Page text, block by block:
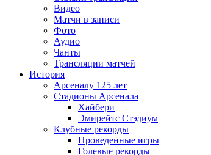
Видео
Матчи в записи
Фото
Аудио
Чанты
Трансляции матчей
История
Арсеналу 125 лет
Стадионы Арсенала
Хайбери
Эмирейтс Стэдиум
Клубные рекорды
Проведенные игры
Голевые рекорды